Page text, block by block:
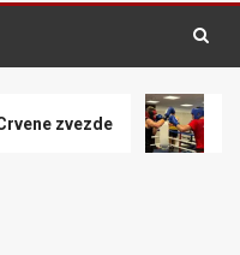
Pet dana do